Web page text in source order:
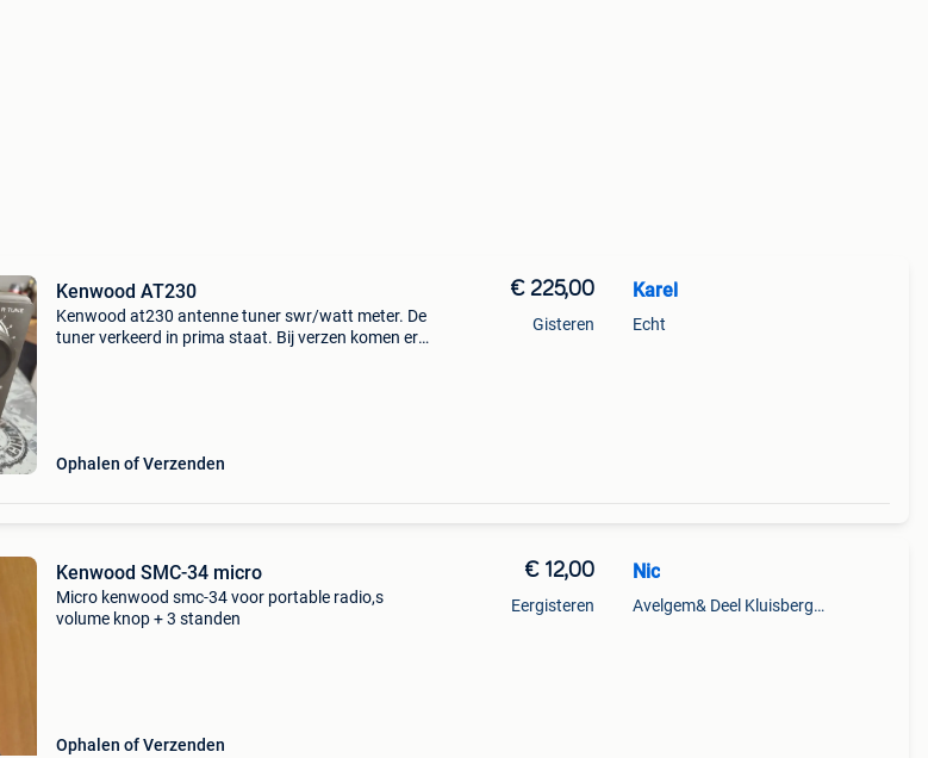
Kenwood AT230
Kenwood at230 antenne tuner swr/watt meter. De
tuner verkeerd in prima staat. Bij verzen komen er
Ophalen of Verzenden
€ 225,00
Gisteren
Karel
Echt
Kenwood SMC-34 micro
Micro kenwood smc-34 voor portable radio,s
volume knop + 3 standen
Ophalen of Verzenden
€ 12,00
Eergisteren
Nic
Avelgem& Deel Kluisbergen